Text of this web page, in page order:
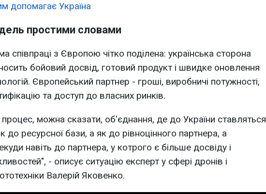
допомагає Україна
простими словами
співпраці з Європою чітко поділена: українська сторона
бойовий досвід, готовий продукт і швидке оновлення
Європейський партнер - гроші, виробничі потужності,
та доступ до власних ринків.
процес, можна сказати, об'єднання, де до України ставляться
до ресурсної бази, а як до рівноцінного партнера, а
навіть до партнера, у котрого є більше досвіду і
- описує ситуацію експерт у сфері дронів і
Валерій Яковенко.